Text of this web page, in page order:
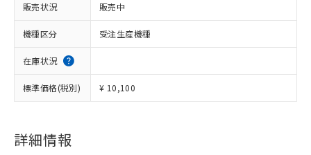
販売状況 販売中
機種区分 受注生産機種
在庫状況
標準価格(税別) ¥ 10,100
詳細情報